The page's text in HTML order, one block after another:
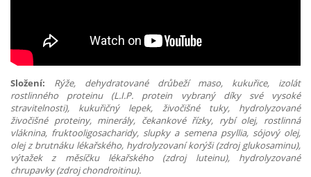
Složení: Rýže, dehydratované drůbeží maso, kukuřice, izolát
rostlinného proteinu (L.I.P. protein vybraný díky své vysoké
stravitelnosti), kukuřičný lepek, živočišné tuky, hydrolyzované
živočišné proteiny, minerály, čekankové řízky, rybí olej, rostlinná
vláknina, fruktooligosacharidy, slupky a semena psyllia, sójový olej,
olej z brutnáku lékařského, hydrolyzovaní korýši (zdroj glukosaminu),
výtažek z měsíčku lékařského (zdroj luteinu), hydrolyzované
chrupavky (zdroj chondroitinu).